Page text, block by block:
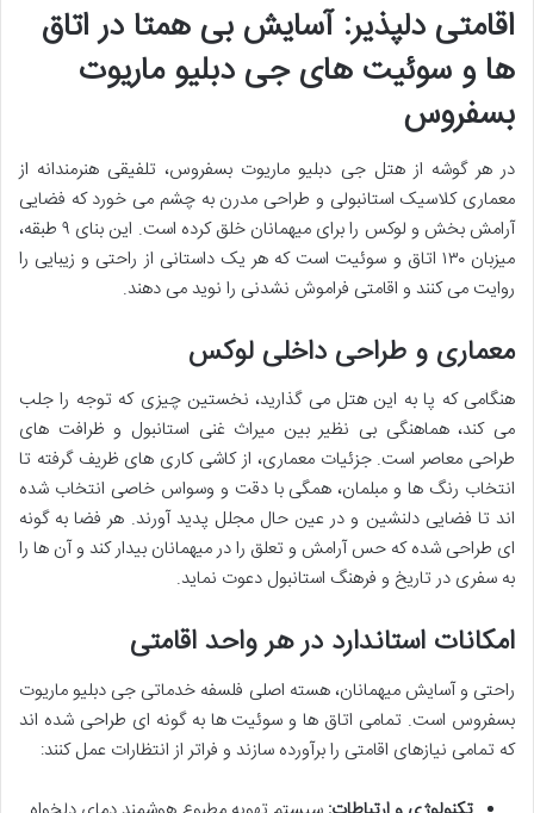
اقامتی دلپذیر: آسایش بی همتا در اتاق
ها و سوئیت های جی دبلیو ماریوت
بسفروس
در هر گوشه از هتل جی دبلیو ماریوت بسفروس، تلفیقی هنرمندانه از
معماری کلاسیک استانبولی و طراحی مدرن به چشم می خورد که فضایی
آرامش بخش و لوکس را برای میهمانان خلق کرده است. این بنای ۹ طبقه،
میزبان ۱۳۰ اتاق و سوئیت است که هر یک داستانی از راحتی و زیبایی را
روایت می کنند و اقامتی فراموش نشدنی را نوید می دهند.
معماری و طراحی داخلی لوکس
هنگامی که پا به این هتل می گذارید، نخستین چیزی که توجه را جلب
می کند، هماهنگی بی نظیر بین میراث غنی استانبول و ظرافت های
طراحی معاصر است. جزئیات معماری، از کاشی کاری های ظریف گرفته تا
انتخاب رنگ ها و مبلمان، همگی با دقت و وسواس خاصی انتخاب شده
اند تا فضایی دلنشین و در عین حال مجلل پدید آورند. هر فضا به گونه
ای طراحی شده که حس آرامش و تعلق را در میهمانان بیدار کند و آن ها را
به سفری در تاریخ و فرهنگ استانبول دعوت نماید.
امکانات استاندارد در هر واحد اقامتی
راحتی و آسایش میهمانان، هسته اصلی فلسفه خدماتی جی دبلیو ماریوت
بسفروس است. تمامی اتاق ها و سوئیت ها به گونه ای طراحی شده اند
که تمامی نیازهای اقامتی را برآورده سازند و فراتر از انتظارات عمل کنند: